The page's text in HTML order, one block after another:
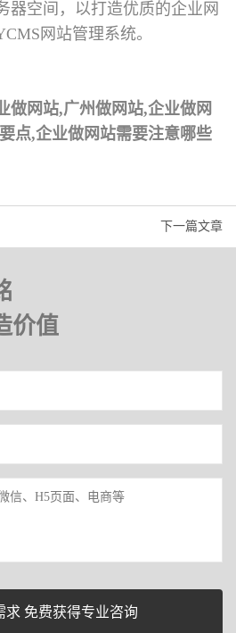
器空间，以打造优质的企业网
网站管理系统。
做网站,广州做网站,企业做网
点,企业做网站需要注意哪些
下一篇文章
价值